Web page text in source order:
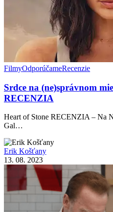
FilmyOdporúčameRecenzie
Srdce na (ne)správnom
RECENZIA
Heart of Stone RECENZIA – Na
Gal…
Erik Košťany
13. 08. 2023